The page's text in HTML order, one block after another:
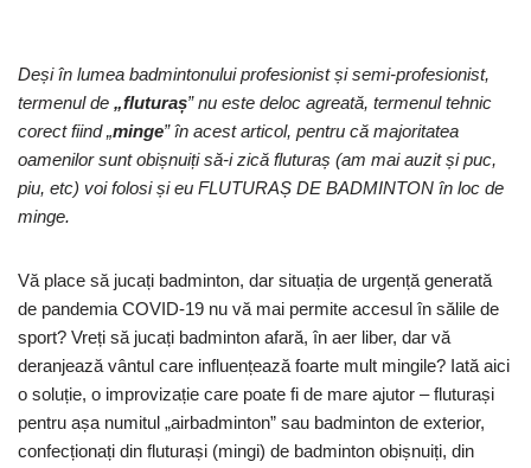
Deși în lumea badmintonului profesionist și semi-profesionist,
termenul de „fluturaș” nu este deloc agreată, termenul tehnic
corect fiind „minge” în acest articol, pentru că majoritatea
oamenilor sunt obișnuiți să-i zică fluturaș (am mai auzit și puc,
piu, etc) voi folosi și eu FLUTURAȘ DE BADMINTON în loc de
minge.
Vă place să jucați badminton, dar situația de urgență generată
de pandemia COVID-19 nu vă mai permite accesul în sălile de
sport? Vreți să jucați badminton afară, în aer liber, dar vă
deranjează vântul care influențează foarte mult mingile? Iată aici
o soluție, o improvizație care poate fi de mare ajutor – fluturași
pentru așa numitul „airbadminton” sau badminton de exterior,
confecționați din fluturași (mingi) de badminton obișnuiți, din